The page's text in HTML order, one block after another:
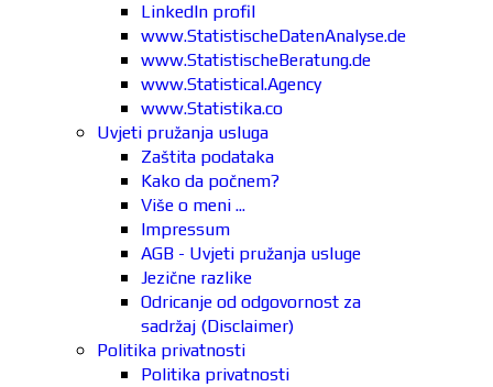
LinkedIn profil
www.StatistischeDatenAnalyse.de
www.StatistischeBeratung.de
www.Statistical.Agency
www.Statistika.co
Uvjeti pružanja usluga
Zaštita podataka
Kako da počnem?
Više o meni ...
Impressum
AGB - Uvjeti pružanja usluge
Jezične razlike
Odricanje od odgovornost za
sadržaj (Disclaimer)
Politika privatnosti
Politika privatnosti